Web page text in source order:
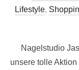
Lifestyle,
Nagelstudio
unsere tolle